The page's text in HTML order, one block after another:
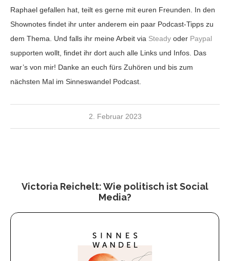
Raphael gefallen hat, teilt es gerne mit euren Freunden. In den
Shownotes findet ihr unter anderem ein paar Podcast-Tipps zu
dem Thema. Und falls ihr meine Arbeit via Steady oder Paypal
supporten wollt, findet ihr dort auch alle Links und Infos. Das
war’s von mir! Danke an euch fürs Zuhören und bis zum
nächsten Mal im Sinneswandel Podcast.
2. Februar 2023
Victoria Reichelt: Wie politisch ist Social
Media?